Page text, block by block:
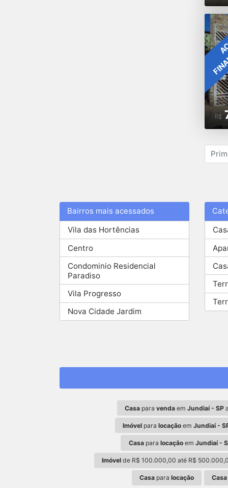
R$
Bairros mais acessados
Vila das Hortências
Centro
Condominio Residencial
Paradiso
Vila Progresso
Nova Cidade Jardim
Casa paravenda emJundiaí - SP
Imóvel paralocação emJundiaí -
Casapara locaçãoem Jundiaí -
Imóvelde R$ 100.000,00 até R$
Casapara locação Casa